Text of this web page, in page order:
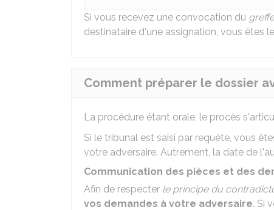
Si vous recevez une convocation du greffe
destinataire d'une assignation, vous êtes le
Comment préparer le dossier
La procédure étant orale, le procès
Si le tribunal est saisi par requête, vous
votre adversaire. Autrement, la date de
Communication des pièces et des
Afin de respecter le principe du
vos demandes à votre adversaire. Si